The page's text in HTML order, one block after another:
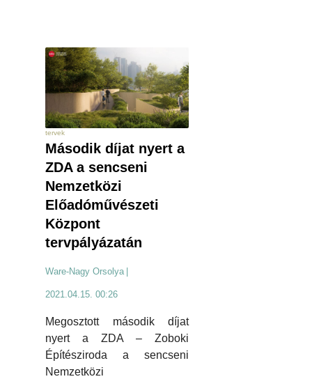
tervek
Második díjat nyert a
ZDA a sencseni
Nemzetközi
Előadóművészeti
Központ
tervpályázatán
Ware-Nagy Orsolya
2021.04.15. 00:26
Megosztott második díjat
nyert a ZDA – Zoboki
Építésziroda a sencseni
Nemzetközi